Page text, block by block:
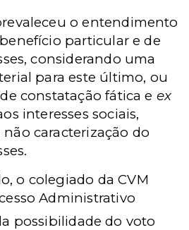
o entendimento
particular e de
considerando uma
para este último, ou
constatação fática e ex
interesses sociais,
caracterização do
o colegiado da CVM
Administrativo
possibilidade do voto